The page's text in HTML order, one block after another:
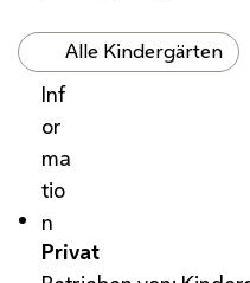
Alle Kindergärten
Inf
or
ma
tio
n
Privat